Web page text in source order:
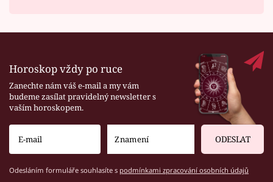
Horoskop vždy po ruce
Zanechte nám váš e-mail a my vám
budeme zasílat pravidelný newsletter s
vaším horoskopem.
ODESLAT
Odesláním formuláře souhlasíte s podmínkami zpracování osobních údajů